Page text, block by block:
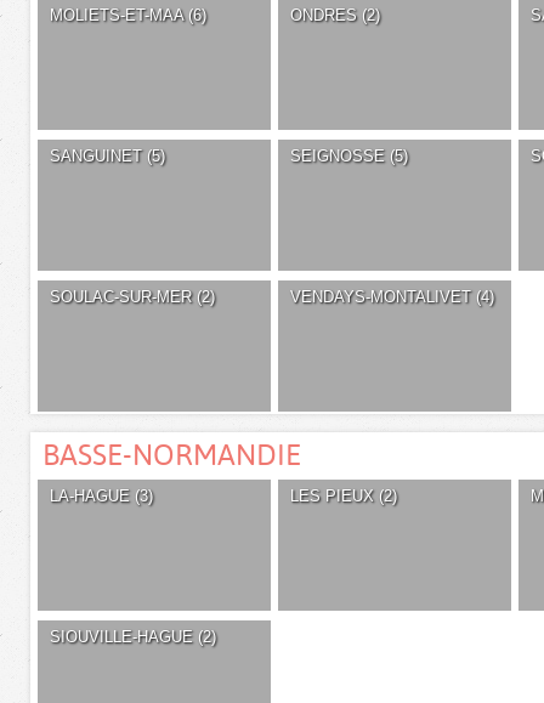
MOLIETS-ET-MAA (6) ONDRES (2)
SANGUINET (5) SEIGNOSSE (5)
SOULAC-SUR-MER (2) VENDAYS-MONTALIVET (4)
BASSE-NORMANDIE
LA-HAGUE (3) LES PIEUX (2)
SIOUVILLE-HAGUE (2)